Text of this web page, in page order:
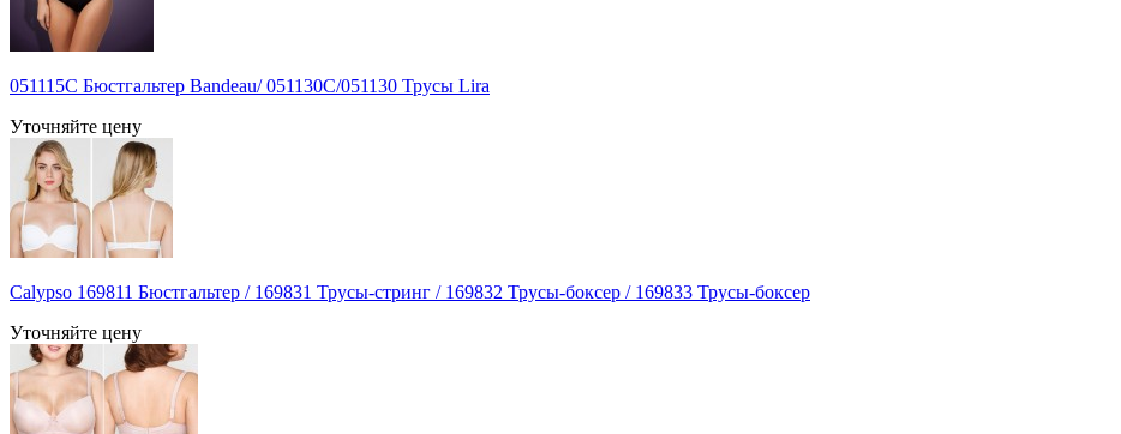
051115С Бюстгальтер Bandeau/ 051130C/051130 Трусы Lira
Уточняйте цену
Calypso 169811 Бюстгальтер / 169831 Трусы-стринг / 169832 Трусы-боксер / 169833 Трусы-боксер
Уточняйте цену